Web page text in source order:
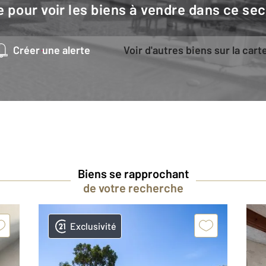
pour voir les biens à vendre dans ce
Créer une alerte Voir d'autres biens sur la
Biens se rapprochant
de votre recherche
Exclusivité